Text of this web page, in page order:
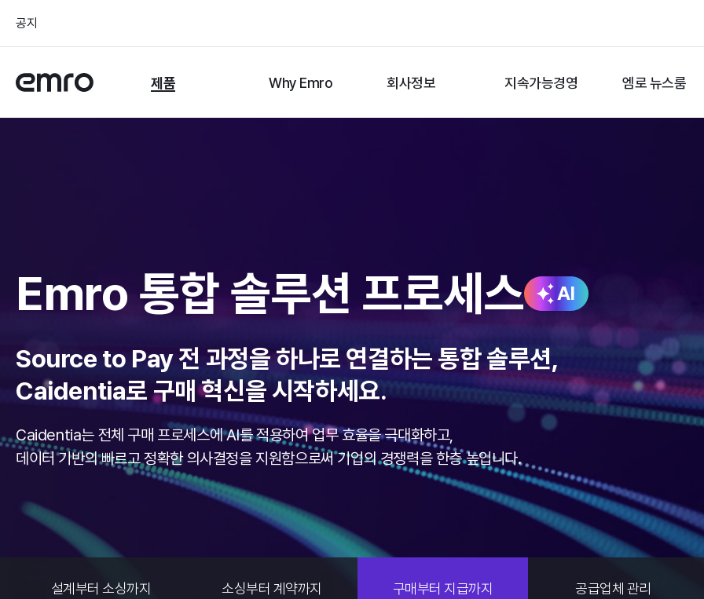
공지
제품 Why Emro 회사정보 지속가능경영 엠로 뉴스룸
Emro 통합 솔루션 프로세스 AI
Source to Pay 전 과정을 하나로 연결하는 통합 솔루션,
Caidentia로 구매 혁신을 시작하세요.
Caidentia는 전체 구매 프로세스에 AI를 적용하여 업무 효율을 극대화하고,
데이터 기반의 빠르고 정확한 의사결정을 지원함으로써 기업의 경쟁력을 한층 높입니다.
설계부터 소싱까지 소싱부터 계약까지 구매부터 지급까지 공급업체 관리